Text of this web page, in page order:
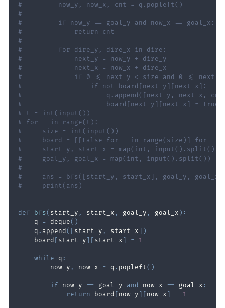
#         now_y, now_x, cnt = q.popleft()
#
#         if now_y == goal_y and now_x == goal_x:
#             return cnt
#
#         for dire_y, dire_x in dire:
#             next_y = now_y + dire_y
#             next_x = now_x + dire_x
#             if 0 <= next_y < size and 0 <=
#                 if not board[next_y][next_x]:
#                     q.append([next_y, next_x,
#                     board[next_y][next_x] = True
# t = int(input())
# for _ in range(t):
#     size = int(input())
#     board = [[False for _ in range(size)] for _
#     start_y, start_x = map(int, input().split())
#     goal_y, goal_x = map(int, input().split())
#
#     ans = bfs([start_y, start_x], goal_y, goal_x)
#     print(ans)
def bfs( start_y , start_x , goal_y , goal_x ) :
    q
= deque( )
    q
. append ( [ start_y , start_x ] )
    board
[ start_y ] [ start_x ] = 1
while q :
        now_y
, now_x = q . popleft( )
if now_y == goal_y and now_x == goal_x :
return board [ now_y ] [ now_x ] - 1